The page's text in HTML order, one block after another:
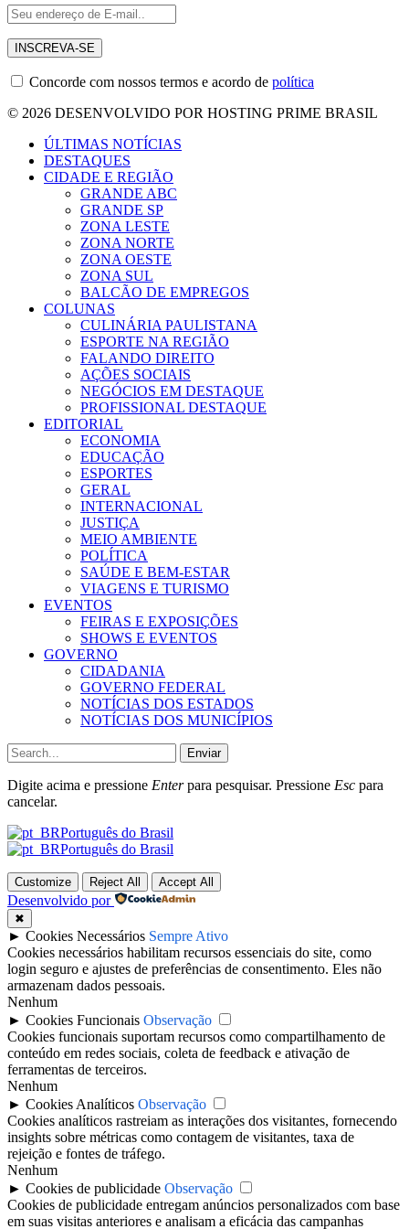
Concorde com nossos termos e acordo de política
© 2026 DESENVOLVIDO POR HOSTING PRIME BRASIL
ÚLTIMAS NOTÍCIAS
DESTAQUES
CIDADE E REGIÃO
GRANDE ABC
GRANDE SP
ZONA LESTE
ZONA NORTE
ZONA OESTE
ZONA SUL
BALCÃO DE EMPREGOS
COLUNAS
CULINÁRIA PAULISTANA
ESPORTE NA REGIÃO
FALANDO DIREITO
AÇÕES SOCIAIS
NEGÓCIOS EM DESTAQUE
PROFISSIONAL DESTAQUE
EDITORIAL
ECONOMIA
EDUCAÇÃO
ESPORTES
GERAL
INTERNACIONAL
JUSTIÇA
MEIO AMBIENTE
POLÍTICA
SAÚDE E BEM-ESTAR
VIAGENS E TURISMO
EVENTOS
FEIRAS E EXPOSIÇÕES
SHOWS E EVENTOS
GOVERNO
CIDADANIA
GOVERNO FEDERAL
NOTÍCIAS DOS ESTADOS
NOTÍCIAS DOS MUNICÍPIOS
Enviar
Digite acima e pressione Enterpara pesquisar. Pressione Esc para
cancelar.
Português do Brasil
Português do Brasil
Customize Reject All Accept All
Desenvolvido por
✖
► Cookies Necessários Sempre Ativo
Cookies necessários habilitam recursos essenciais do site, como
login seguro e ajustes de preferências de consentimento. Eles não
armazenam dados pessoais.
Nenhum
► Cookies Funcionais Observação
Cookies funcionais suportam recursos como compartilhamento de
conteúdo em redes sociais, coleta de feedback e ativação de
ferramentas de terceiros.
Nenhum
► Cookies Analíticos Observação
Cookies analíticos rastreiam as interações dos visitantes, fornecendo
insights sobre métricas como contagem de visitantes, taxa de
rejeição e fontes de tráfego.
Nenhum
► Cookies de publicidade Observação
Cookies de publicidade entregam anúncios personalizados com base
em suas visitas anteriores e analisam a eficácia das campanhas